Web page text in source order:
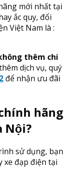
mới nhất tại
ắc quy, đổi
Việt Nam là :
thêm chi
dịch vụ, quý
để nhận ưu đãi
hãng
Nội?
sử dụng, bạn
xe đạp điện tại